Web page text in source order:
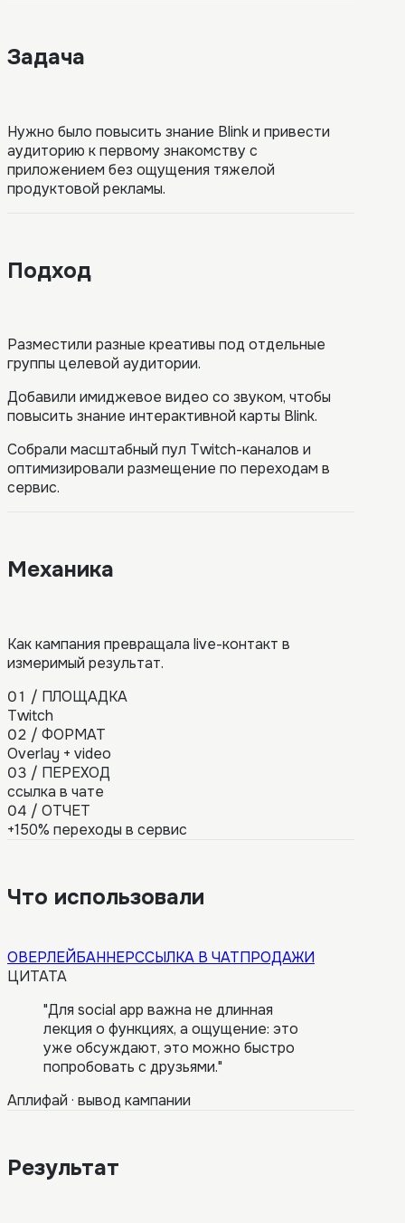
Задача
Нужно было повысить знание Blink и привести
аудиторию к первому знакомству с
приложением без ощущения тяжелой
продуктовой рекламы.
Подход
Разместили разные креативы под отдельные
группы целевой аудитории.
Добавили имиджевое видео со звуком, чтобы
повысить знание интерактивной карты Blink.
Собрали масштабный пул Twitch-каналов и
оптимизировали размещение по переходам в
сервис.
Механика
Как кампания превращала live-контакт в
измеримый результат.
01 / ПЛОЩАДКА
Twitch
02 / ФОРМАТ
Overlay + video
03 / ПЕРЕХОД
ссылка в чате
04 / ОТЧЕТ
+150% переходы в сервис
Что использовали
ОВЕРЛЕЙБАННЕРССЫЛКА В ЧАТПРОДАЖИ
ЦИТАТА
"Для social app важна не длинная
лекция о функциях, а ощущение: это
уже обсуждают, это можно быстро
попробовать с друзьями."
Аплифай · вывод кампании
Результат